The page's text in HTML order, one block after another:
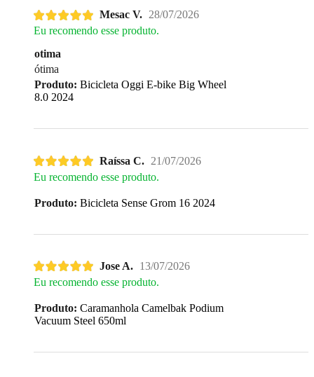
Mesac V. 28/07/2026
Eu recomendo esse produto.
otima
ótima
Produto: Bicicleta Oggi E-bike Big Wheel
8.0 2024
Raíssa C. 21/07/2026
Eu recomendo esse produto.
Produto: Bicicleta Sense Grom 16 2024
Jose A. 13/07/2026
Eu recomendo esse produto.
Produto: Caramanhola Camelbak Podium
Vacuum Steel 650ml